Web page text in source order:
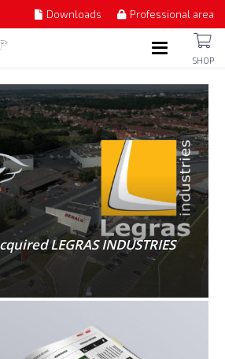
Downloads Professional area
SHOP
LEGRAS INDUSTRIES